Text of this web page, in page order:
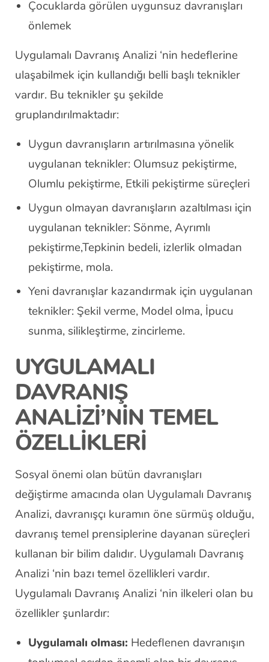
Çocuklarda görülen uygunsuz davranışları
önlemek
Uygulamalı Davranış Analizi ‘nin hedeflerine
ulaşabilmek için kullandığı belli başlı teknikler
vardır. Bu teknikler şu şekilde
gruplandırılmaktadır:
Uygun davranışların artırılmasına yönelik
uygulanan teknikler: Olumsuz pekiştirme,
Olumlu pekiştirme, Etkili pekiştirme süreçleri
Uygun olmayan davranışların azaltılması için
uygulanan teknikler: Sönme, Ayrımlı
pekiştirme,Tepkinin bedeli, izlerlik olmadan
pekiştirme, mola.
Yeni davranışlar kazandırmak için uygulanan
teknikler: Şekil verme, Model olma, İpucu
sunma, silikleştirme, zincirleme.
UYGULAMALI
DAVRANIŞ
ANALİZİ’NİN TEMEL
ÖZELLİKLERİ
Sosyal önemi olan bütün davranışları
değiştirme amacında olan Uygulamalı Davranış
Analizi, davranışçı kuramın öne sürmüş olduğu,
davranış temel prensiplerine dayanan süreçleri
kullanan bir bilim dalıdır. Uygulamalı Davranış
Analizi ‘nin bazı temel özellikleri vardır.
Uygulamalı Davranış Analizi ‘nin ilkeleri olan bu
özellikler şunlardır:
Uygulamalı olması: Hedeflenen davranışın